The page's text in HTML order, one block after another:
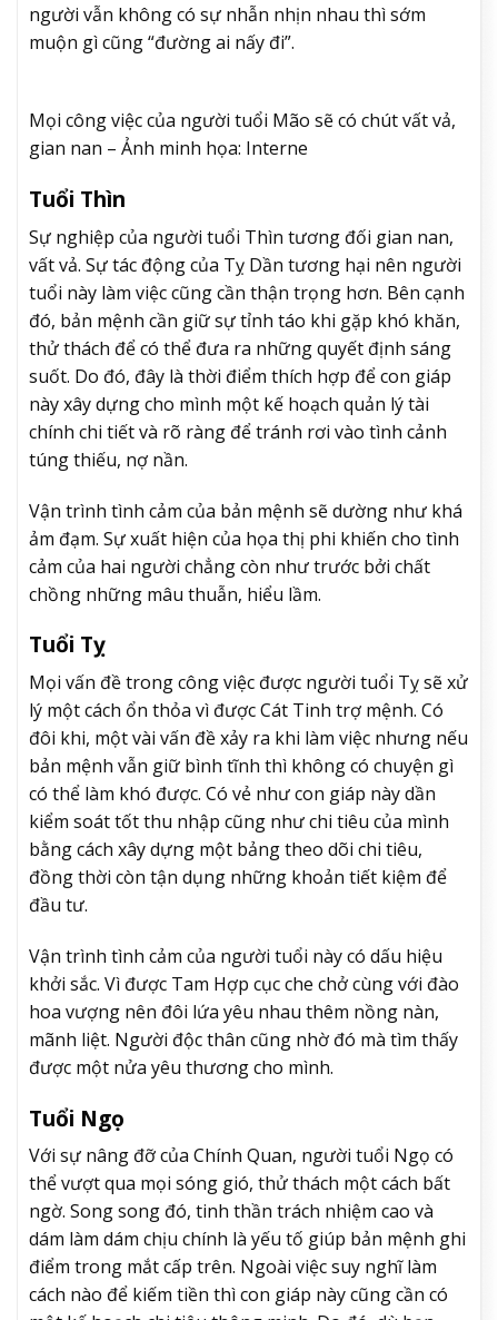
người vẫn không có sự nhẫn nhịn nhau thì sớm
muộn gì cũng “đường ai nấy đi”.
Mọi công việc của người tuổi Mão sẽ có chút vất vả,
gian nan – Ảnh minh họa: Interne
Tuổi Thìn
Sự nghiệp của người tuổi Thìn tương đối gian nan,
vất vả. Sự tác động của Tỵ Dần tương hại nên người
tuổi này làm việc cũng cần thận trọng hơn. Bên cạnh
đó, bản mệnh cần giữ sự tỉnh táo khi gặp khó khăn,
thử thách để có thể đưa ra những quyết định sáng
suốt. Do đó, đây là thời điểm thích hợp để con giáp
này xây dựng cho mình một kế hoạch quản lý tài
chính chi tiết và rõ ràng để tránh rơi vào tình cảnh
túng thiếu, nợ nần.
Vận trình tình cảm của bản mệnh sẽ dường như khá
ảm đạm. Sự xuất hiện của họa thị phi khiến cho tình
cảm của hai người chẳng còn như trước bởi chất
chồng những mâu thuẫn, hiểu lầm.
Tuổi Tỵ
Mọi vấn đề trong công việc được người tuổi Tỵ sẽ xử
lý một cách ổn thỏa vì được Cát Tinh trợ mệnh. Có
đôi khi, một vài vấn đề xảy ra khi làm việc nhưng nếu
bản mệnh vẫn giữ bình tĩnh thì không có chuyện gì
có thể làm khó được. Có vẻ như con giáp này dần
kiểm soát tốt thu nhập cũng như chi tiêu của mình
bằng cách xây dựng một bảng theo dõi chi tiêu,
đồng thời còn tận dụng những khoản tiết kiệm để
đầu tư.
Vận trình tình cảm của người tuổi này có dấu hiệu
khởi sắc. Vì được Tam Hợp cục che chở cùng với đào
hoa vượng nên đôi lứa yêu nhau thêm nồng nàn,
mãnh liệt. Người độc thân cũng nhờ đó mà tìm thấy
được một nửa yêu thương cho mình.
Tuổi Ngọ
Với sự nâng đỡ của Chính Quan, người tuổi Ngọ có
thể vượt qua mọi sóng gió, thử thách một cách bất
ngờ. Song song đó, tinh thần trách nhiệm cao và
dám làm dám chịu chính là yếu tố giúp bản mệnh ghi
điểm trong mắt cấp trên. Ngoài việc suy nghĩ làm
cách nào để kiếm tiền thì con giáp này cũng cần có